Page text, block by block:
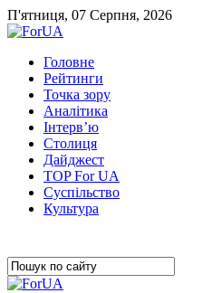
П'ятниця, 07 Серпня, 2026
Головне
Рейтинги
Точка зору
Аналітика
Інтерв’ю
Столиця
Дайджест
TOP For UA
Суспiльство
Культура